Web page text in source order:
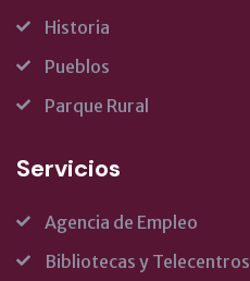
Historia
Pueblos
Parque Rural
Servicios
Agencia de Empleo
Bibliotecas y Telecentros